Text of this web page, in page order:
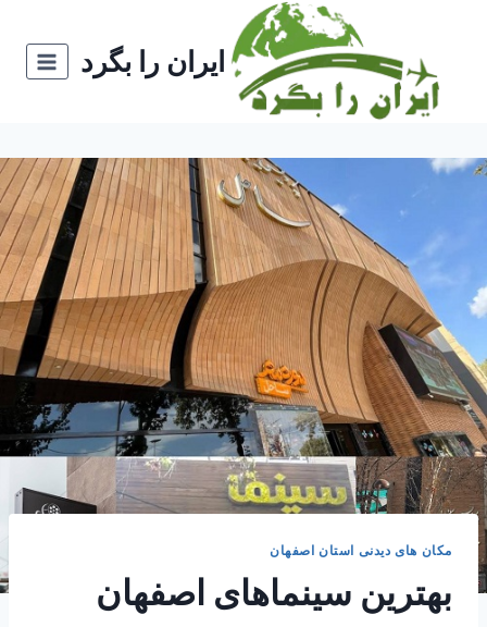
ایران را بگرد
مکان های دیدنی استان اصفهان
بهترین سینماهای اصفهان